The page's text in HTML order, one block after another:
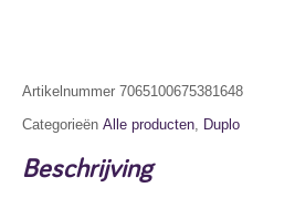
Artikelnummer 7065100675381648
Categorieën Alle producten, Duplo
Beschrijving